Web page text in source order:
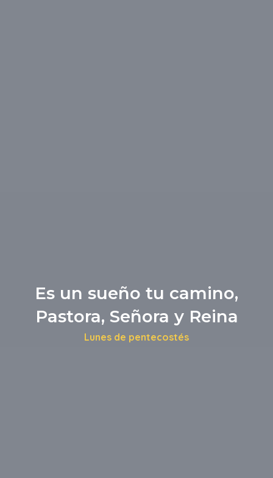
Es un sueño tu camino,
Pastora, Señora y Reina
Lunes de pentecostés